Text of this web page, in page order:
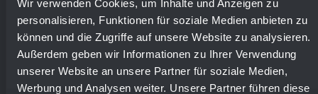
Wir verwenden Cookies, um Inhalte und Anzeigen zu
personalisieren, Funktionen für soziale Medien anbieten zu
können und die Zugriffe auf unsere Website zu analysieren.
Außerdem geben wir Informationen zu Ihrer Verwendung
unserer Website an unsere Partner für soziale Medien,
Werbung und Analysen weiter. Unsere Partner führen diese
Textvorschlag für Ausschreibungen:
Zweifach-Haken aus massivem Edelstahl